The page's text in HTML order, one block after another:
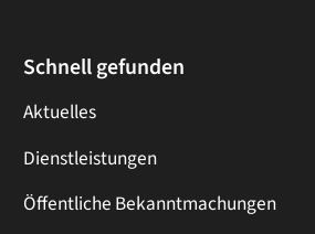
Schnell gefunden
Aktuelles
Dienstleistungen
Öffentliche Bekanntmachungen